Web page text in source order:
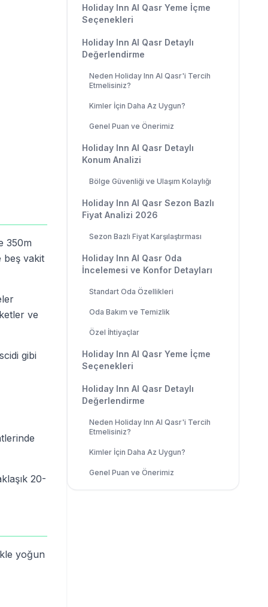
350m
beş vakit
ve
gibi
20-
yoğun
Holiday Inn Al Qasr Yeme İçme
Seçenekleri
Holiday Inn Al Qasr Detaylı
Değerlendirme
Neden Holiday Inn Al Qasr'i Tercih
Etmelisiniz?
Kimler İçin Daha Az Uygun?
Genel Puan ve Önerimiz
Holiday Inn Al Qasr Detaylı
Konum Analizi
Bölge Güvenliği ve Ulaşım Kolaylığı
Holiday Inn Al Qasr Sezon Bazlı
Fiyat Analizi 2026
Sezon Bazlı Fiyat Karşılaştırması
Holiday Inn Al Qasr Oda
İncelemesi ve Konfor Detayları
Standart Oda Özellikleri
Oda Bakım ve Temizlik
Özel İhtiyaçlar
Holiday Inn Al Qasr Yeme İçme
Seçenekleri
Holiday Inn Al Qasr Detaylı
Değerlendirme
Neden Holiday Inn Al Qasr'i Tercih
Etmelisiniz?
Kimler İçin Daha Az Uygun?
Genel Puan ve Önerimiz